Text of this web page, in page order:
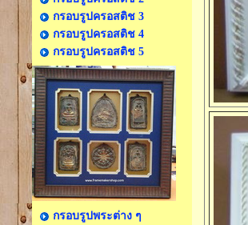
กรอบรูปครอสติช 3
กรอบรูปครอสติช 4
กรอบรูปครอสติช 5
กรอบรูปพระต่าง ๆ